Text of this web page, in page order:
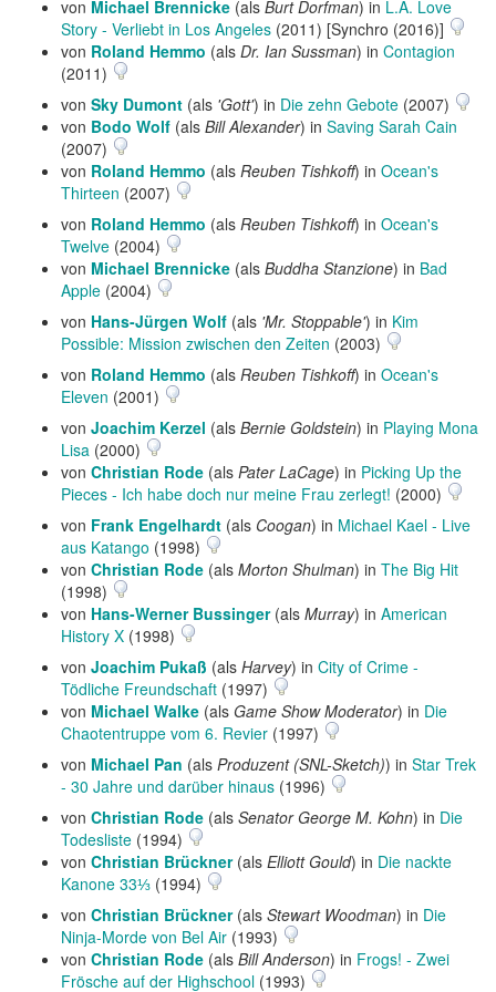
von Michael Brennicke (als Burt Dorfman) in L.A. Love
Story - Verliebt in Los Angeles (2011) [Synchro (2016)]
von Roland Hemmo (als Dr. Ian Sussman) in Contagion
(2011)
von Sky Dumont (als 'Gott') in Die zehn Gebote (2007)
von Bodo Wolf (als Bill Alexander) in Saving Sarah Cain
(2007)
von Roland Hemmo (als Reuben Tishkoff) in Ocean's
Thirteen (2007)
von Roland Hemmo (als Reuben Tishkoff) in Ocean's
Twelve (2004)
von Michael Brennicke (als Buddha Stanzione) in Bad
Apple (2004)
von Hans-Jürgen Wolf (als 'Mr. Stoppable') in Kim
Possible: Mission zwischen den Zeiten (2003)
von Roland Hemmo (als Reuben Tishkoff) in Ocean's
Eleven (2001)
von Joachim Kerzel (als Bernie Goldstein) in Playing Mona
Lisa (2000)
von Christian Rode (als Pater LaCage) in Picking Up the
Pieces - Ich habe doch nur meine Frau zerlegt! (2000)
von Frank Engelhardt (als Coogan) in Michael Kael - Live
aus Katango (1998)
von Christian Rode (als Morton Shulman) in The Big Hit
(1998)
von Hans-Werner Bussinger(als Murray) in American
History X (1998)
von Joachim Pukaß (als Harvey) in City of Crime -
Tödliche Freundschaft (1997)
von Michael Walke (als Game Show Moderator) in Die
Chaotentruppe vom 6. Revier (1997)
von Michael Pan (als Produzent (SNL-Sketch)) in Star Trek
- 30 Jahre und darüber hinaus (1996)
von Christian Rode (als Senator George M. Kohn) in Die
Todesliste (1994)
von Christian Brückner(als Elliott Gould) in Die nackte
Kanone 33⅓ (1994)
von Christian Brückner(als Stewart Woodman) in Die
Ninja-Morde von Bel Air (1993)
von Christian Rode (als Bill Anderson) in Frogs! - Zwei
Frösche auf der Highschool (1993)